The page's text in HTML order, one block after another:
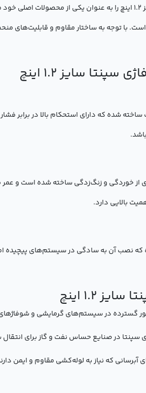
با افتخار لوله شوفاژی سپنتا سایز 1.2 اینچ را به
با توجه به ساختار مقاوم و قابلیت‌های
سایز 1.2 اینچ
ساخته شده که دارای استحکام بالا در
از خوردگی و زنگ‌زدگی ساخته شده است و
بالایی دارد.
نصب آن به سادگی در سیستم‌های پیچیده
1.2 اینچ
گسترده در سیستم‌های گرمایشی و
سپنتا در صنایع حساس نفت و گاز برای انتقال
آبرسانی که نیاز به لوله‌کشی مقاوم و ایمن